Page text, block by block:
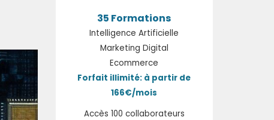
35 Formations
Intelligence Artificielle
Marketing Digital
Ecommerce
Forfait illimité: à partir de
166€/mois
Accès 100 collaborateurs